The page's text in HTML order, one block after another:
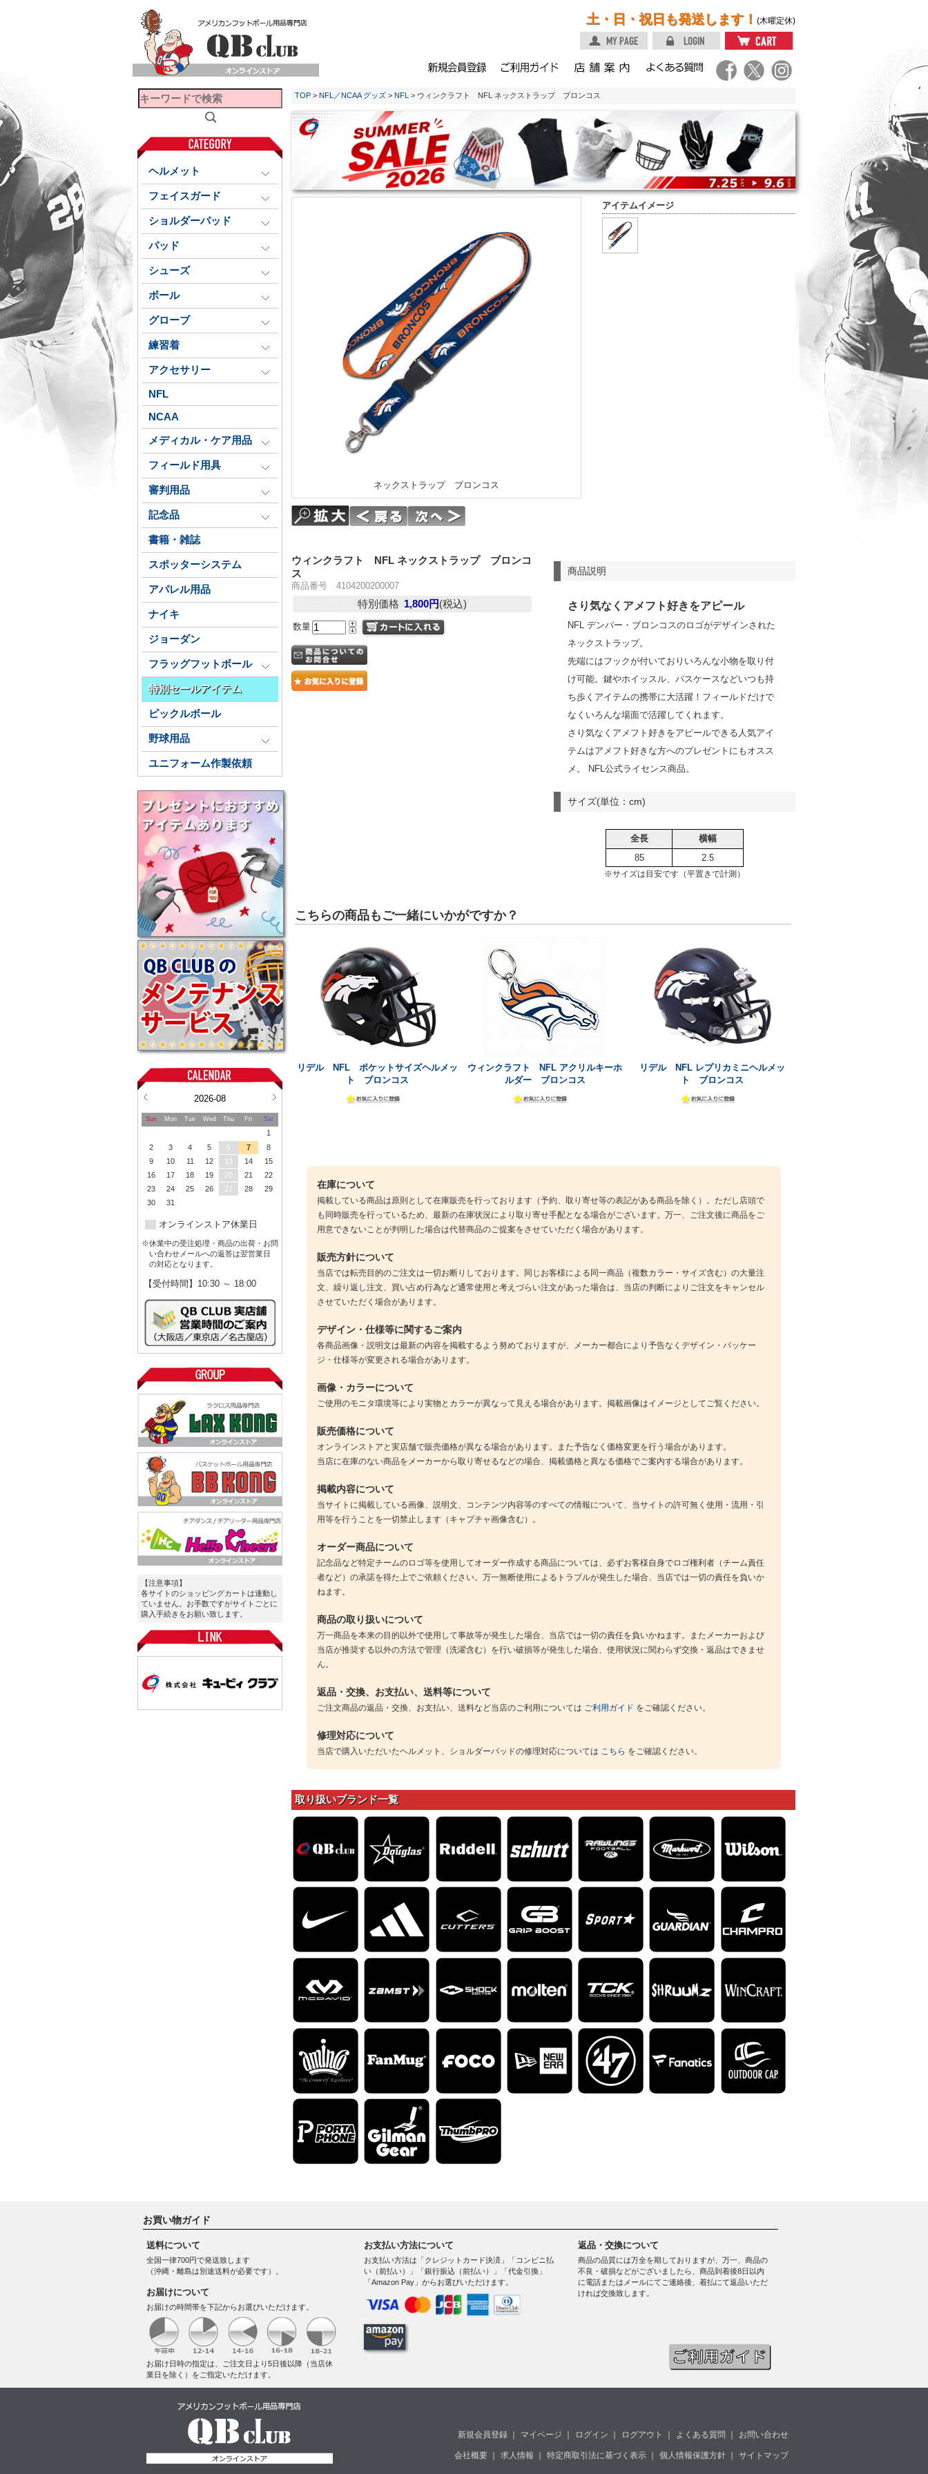
土・日・祝日も発送します！ (木曜定休)
ヘルメット
フェイスガード
ショルダーパッド
パッド
シューズ
ボール
グローブ
練習着
アクセサリー
NFL
NCAA
メディカル・ケア用品
フィールド用具
審判用品
記念品
書籍・雑誌
スポッターシステム
アパレル用品
ナイキ
ジョーダン
フラッグフットボール
特別セールアイテム
ピックルボール
野球用品
ユニフォーム作製依頼
2026-08
Sun Mon Tue Wed Thu Fri Sat
1
2
3 4 5 6 7
8
9
10 11 12 13 14
15
16
17 18 19 20 21
22
23
24 25 26 27 28
29
30
31
オンラインストア休業日
※休業中の受注処理・商品の出荷・お問
い合わせメールへの返答は翌営業日
の対応となります。
【受付時間】10:30 ～ 18:00
【注意事項】
各サイトのショッピングカートは連動し
ていません。お手数ですがサイトごとに
購入手続きをお願い致します。
TOP > NFL／NCAA グッズ > NFL > ウィンクラフト NFL ネックストラップ ブロンコス
アイテムイメージ
ネックストラップ ブロンコス
商品説明
さり気なくアメフト好きをアピール
NFL デンバー・ブロンコスのロゴがデザインされた
ネックストラップ。
先端にはフックが付いておりいろんな小物を取り付
け可能。鍵やホイッスル、パスケースなどいつも持
ち歩くアイテムの携帯に大活躍！フィールドだけで
なくいろんな場面で活躍してくれます。
さり気なくアメフト好きをアピールできる人気アイ
テムはアメフト好きな方へのプレゼントにもオスス
メ。 NFL公式ライセンス商品。
サイズ(単位：cm)
全長
横幅
85
2.5
※サイズは目安です（平置きで計測）
ウィンクラフト NFL ネックストラップ ブロンコ
ス
商品番号 4104200200007
特別価格 1,800円(税込)
数量
こちらの商品もご一緒にいかがですか？
リデル NFL ポケットサイズヘルメッ
ト ブロンコス
ウィンクラフト NFL アクリルキーホ
ルダー ブロンコス
リデル NFL レプリカミニヘルメッ
ト ブロンコス
在庫について
掲載している商品は原則として在庫販売を行っております（予約、取り寄せ等の表記がある商品を除く）。ただし店頭で
も同時販売を行っているため、最新の在庫状況により取り寄せ手配となる場合がございます。万一、ご注文後に商品をご
用意できないことが判明した場合は代替商品のご提案をさせていただく場合があります。
販売方針について
当店では転売目的のご注文は一切お断りしております。同じお客様による同一商品（複数カラー・サイズ含む）の大量注
文、繰り返し注文、買い占め行為など通常使用と考えづらい注文があった場合は、当店の判断によりご注文をキャンセル
させていただく場合があります。
デザイン・仕様等に関するご案内
各商品画像・説明文は最新の内容を掲載するよう努めておりますが、メーカー都合により予告なくデザイン・パッケー
ジ・仕様等が変更される場合があります。
画像・カラーについて
ご使用のモニタ環境等により実物とカラーが異なって見える場合があります。掲載画像はイメージとしてご覧ください。
販売価格について
オンラインストアと実店舗で販売価格が異なる場合があります。また予告なく価格変更を行う場合があります。
当店に在庫のない商品をメーカーから取り寄せるなどの場合、掲載価格と異なる価格でご案内する場合があります。
掲載内容について
当サイトに掲載している画像、説明文、コンテンツ内容等のすべての情報について、当サイトの許可無く使用・流用・引
用等を行うことを一切禁止します（キャプチャ画像含む）。
オーダー商品について
記念品など特定チームのロゴ等を使用してオーダー作成する商品については、必ずお客様自身でロゴ権利者（チーム責任
者など）の承諾を得た上でご依頼ください。万一無断使用によるトラブルが発生した場合、当店では一切の責任を負いか
ねます。
商品の取り扱いについて
万一商品を本来の目的以外で使用して事故等が発生した場合、当店では一切の責任を負いかねます。またメーカーおよび
当店が推奨する以外の方法で管理（洗濯含む）を行い破損等が発生した場合、使用状況に関わらず交換・返品はできませ
ん。
返品・交換、お支払い、送料等について
ご注文商品の返品・交換、お支払い、送料など当店のご利用については ご利用ガイド をご確認ください。
修理対応について
当店で購入いただいたヘルメット、ショルダーパッドの修理対応については こちら をご確認ください。
取り扱いブランド一覧
お買い物ガイド
送料について
全国一律700円で発送致します
（沖縄・離島は別途送料が必要です）。
お届けについて
お届けの時間帯を下記からお選びいただけます。
お届け日時の指定は、ご注文日より5日後以降（当店休
業日を除く）をご指定いただけます。
お支払い方法について
お支払い方法は「クレジットカード決済」「コンビニ払
い（前払い）」「銀行振込（前払い）」「代金引換」
「Amazon Pay」からお選びいただけます。
返品・交換について
商品の品質には万全を期しておりますが、万一、商品の
不良・破損などがございましたら、商品到着後8日以内
に電話またはメールにてご連絡後、着払にて返品いただ
ければ交換致します。
新規会員登録 マイページ ログイン ログアウト よくある質問 お問い合わせ
会社概要 求人情報 特定商取引法に基づく表示 個人情報保護方針 サイトマップ